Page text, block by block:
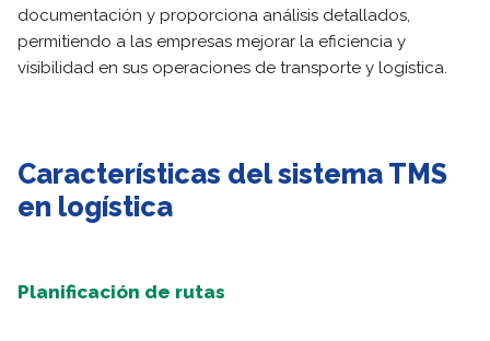
documentación y proporciona análisis detallados,
permitiendo a las empresas mejorar la eficiencia y
visibilidad en sus operaciones de transporte y logística.
Características del sistema TMS
en logística
Planificación de rutas